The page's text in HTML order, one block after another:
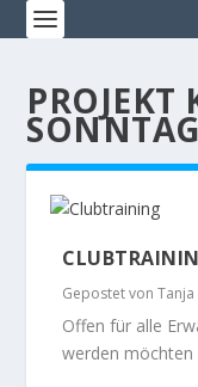
PROJEKT
SONNTAG
Gepostet von
Offen für alle
werden möchten